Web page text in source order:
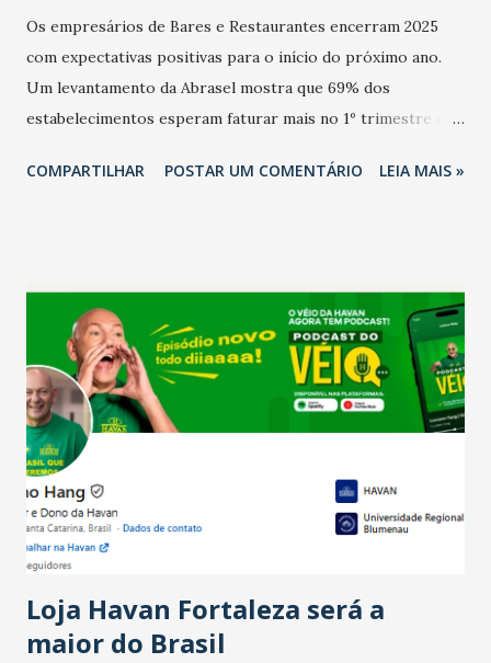
Os empresários de Bares e Restaurantes encerram 2025
com expectativas positivas para o início do próximo ano.
Um levantamento da Abrasel mostra que 69% dos
estabelecimentos esperam faturar mais no 1º trimestre de
relação ao último trimestre deste ano, 56% também
confraternizações de fim de ano e pelo pagamento do 13º
Salário para um número maior de trabalhadores, já que o
país tem a menor taxa de desemprego dos anos recentes.
Ainda segundo a Pesquisa, em novembro de 2025, 40% dos
bares e restaurantes operaram com lucro e outros 40%
registraram equilíbrio financeiro. Já o percentual de
estabelecimentos no prejuízo ficou em 19%, pouco abaixo
do observado no mês anterior. Outros 1% não existiam em
novembro. Em relação a outubro, o faturamento também
COMPARTILHAR POSTAR UM COMENTÁRIO LEIA MAIS »
Loja Havan Fortaleza será a
maior do Brasil